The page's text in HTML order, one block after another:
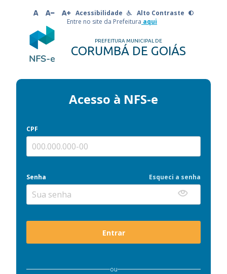
Acessibilidade
Alto Contraste
Entre no site da Prefeitura aqui
PREFEITURA MUNICIPAL DE
CORUMBÁ DE GOIÁS
Acesso à NFS-e
CPF
Esqueci a senha
Senha
Entrar
ou